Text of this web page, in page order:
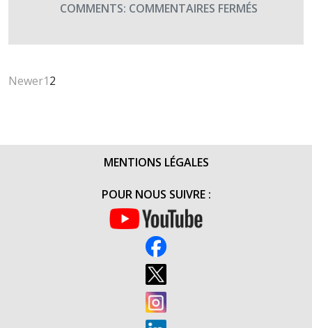
COMMENTS: COMMENTAIRES FERMÉS
TERRE
JUIN
Newer12
MENTIONS LÉGALES
POUR NOUS SUIVRE :